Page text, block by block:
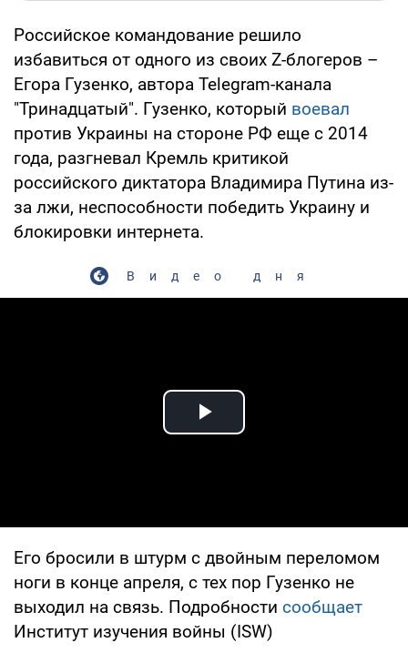
Российское командование решило
избавиться от одного из своих Z-блогеров –
Егора Гузенко, автора Telegram-канала
"Тринадцатый". Гузенко, который воевал
против Украины на стороне РФ еще с 2014
года, разгневал Кремль критикой
российского диктатора Владимира Путина из-
за лжи, неспособности победить Украину и
блокировки интернета.
Видео дня
Play Video
Его бросили в штурм с двойным переломом
ноги в конце апреля, с тех пор Гузенко не
выходил на связь. Подробности сообщает
Институт изучения войны (ISW)